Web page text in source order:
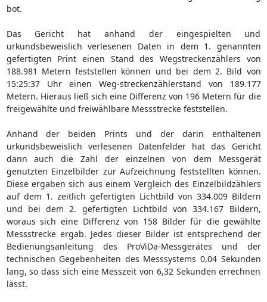
bot.
Das Gericht hat anhand der eingespielten und
urkundsbeweislich verlesenen Daten in dem 1. genannten
gefertigten Print einen Stand des Wegstreckenzählers von
188.981 Metern feststellen können und bei dem 2. Bild von
15:25:37 Uhr einen Weg-streckenzählerstand von 189.177
Metern. Hieraus ließ sich eine Differenz von 196 Metern für die
freigewählte und freiwählbare Messstrecke feststellen.
Anhand der beiden Prints und der darin enthaltenen
urkundsbeweislich verlesenen Datenfelder hat das Gericht
dann auch die Zahl der einzelnen von dem Messgerät
genutzten Einzelbilder zur Aufzeichnung feststellten können.
Diese ergaben sich aus einem Vergleich des Einzelbildzählers
auf dem 1. zeitlich gefertigten Lichtbild von 334.009 Bildern
und bei dem 2. gefertigten Lichtbild von 334.167 Bildern,
woraus sich eine Differenz von 158 Bilder für die gewählte
Messstrecke ergab. Jedes dieser Bilder ist entsprechend der
Bedienungsanleitung des ProViDa-Messgerätes und der
technischen Gegebenheiten des Messsystems 0,04 Sekunden
lang, so dass sich eine Messzeit von 6,32 Sekunden errechnen
lässt.